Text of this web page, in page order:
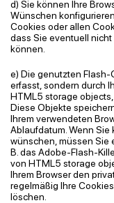
d) Sie können Ihre
Wünschen
Cookies oder allen
dass Sie eventuell
können.
e) Die genutzten Flash-
erfasst, sondern durch
HTML5 storage objects
Diese Objekte
Ihrem verwendeten
Ablaufdatum. Wenn
wünschen, müssen Sie
B. das Adobe-Flash-
von HTML5 storage
Ihrem Browser den
regelmäßig Ihre
löschen.